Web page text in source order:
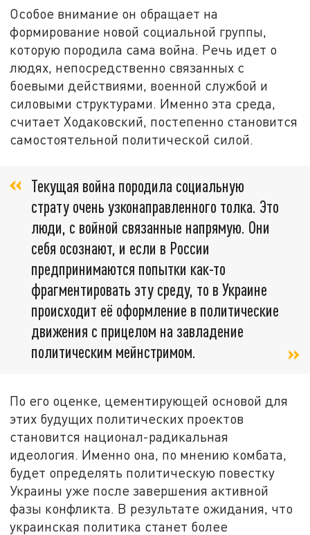
Особое внимание он обращает на
формирование новой социальной группы,
которую породила сама война. Речь идет о
людях, непосредственно связанных с
боевыми действиями, военной службой и
силовыми структурами. Именно эта среда,
считает Ходаковский, постепенно становится
самостоятельной политической силой.
Текущая война породила социальную
страту очень узконаправленного толка. Это
люди, с войной связанные напрямую. Они
себя осознают, и если в России
предпринимаются попытки как-то
фрагментировать эту среду, то в Украине
происходит её оформление в политические
движения с прицелом на завладение
политическим мейнстримом.
По его оценке, цементирующей основой для
этих будущих политических проектов
становится национал-радикальная
идеология. Именно она, по мнению комбата,
будет определять политическую повестку
Украины уже после завершения активной
фазы конфликта. В результате ожидания, что
украинская политика станет более